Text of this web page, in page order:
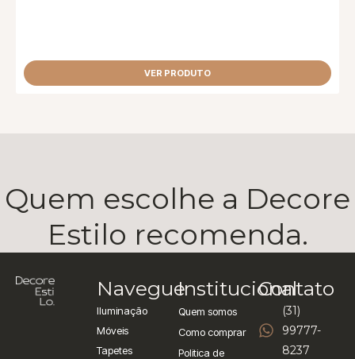
VER PRODUTO
Quem escolhe a Decore
Estilo recomenda.
Navegue
Iluminação
Móveis
Tapetes
Institucional
Quem somos
Como comprar
Politica de
Contato
(31)
99777-
8237